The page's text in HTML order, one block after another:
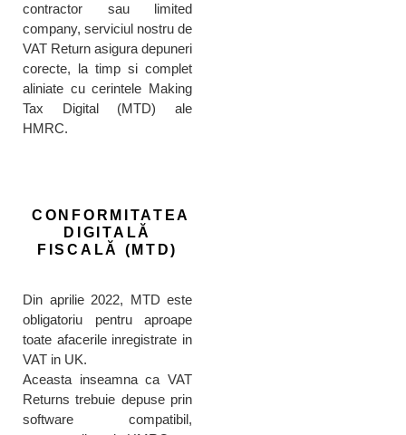
contractor sau limited
company, serviciul nostru de
VAT Return asigura depuneri
corecte, la timp si complet
aliniate cu cerintele Making
Tax Digital (MTD) ale
HMRC.
CONFORMITATEA
DIGITALĂ
FISCALĂ (MTD)
Din aprilie 2022, MTD este
obligatoriu pentru aproape
toate afacerile inregistrate in
VAT in UK.
Aceasta inseamna ca VAT
Returns trebuie depuse prin
software compatibil,